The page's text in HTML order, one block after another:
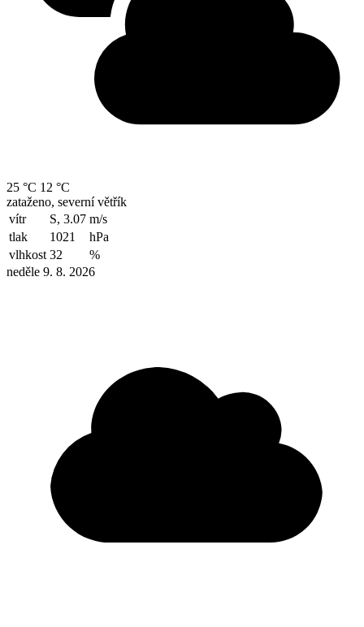
25 °C 12 °C
zataženo, severní větřík
vítr
S, 3.07 m/s
tlak
1021
hPa
vlhkost 32
%
neděle 9. 8. 2026